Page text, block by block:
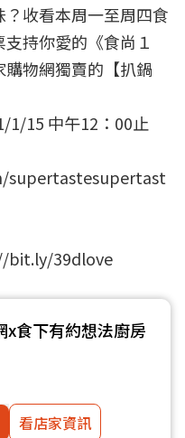
收看本周一至周四食
持你愛的《食尚１
物網獨賣的【扒鍋
1/15 中午12：00止
supertastesupertast
bit.ly/39dlove
x食下有約想法廚房
看店家資訊